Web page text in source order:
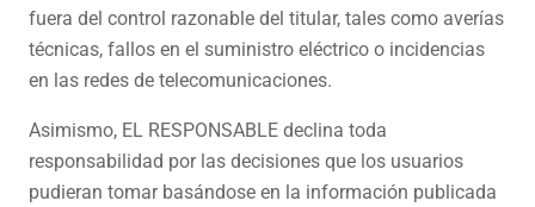
fuera del control razonable del titular, tales como averías
técnicas, fallos en el suministro eléctrico o incidencias
en las redes de telecomunicaciones.
Asimismo, EL RESPONSABLE declina toda
responsabilidad por las decisiones que los usuarios
pudieran tomar basándose en la información publicada